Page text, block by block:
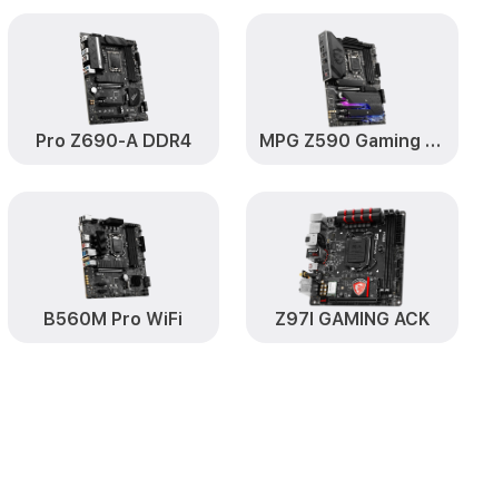
Pro Z690-A DDR4 MPG Z590 Gaming Plus
B560M Pro WiFi Z97I GAMING ACK